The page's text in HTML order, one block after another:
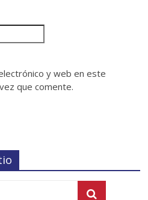
y web en este
que comente.